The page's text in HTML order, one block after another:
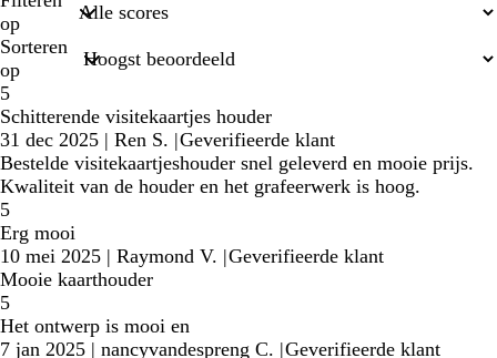
op
Sorteren
op
5
Schitterende visitekaartjes houder
31 dec 2025 | Ren S. |Geverifieerde klant
Bestelde visitekaartjeshouder snel geleverd en mooie prijs.
Kwaliteit van de houder en het grafeerwerk is hoog.
5
Erg mooi
10 mei 2025 | Raymond V. |Geverifieerde klant
Mooie kaarthouder
5
Het ontwerp is mooi en
7 jan 2025 | nancyvandespreng C. |Geverifieerde klant